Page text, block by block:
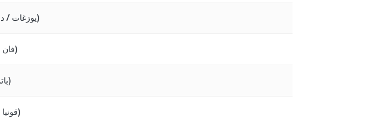
(يوزغات / دوغا كينت)
(فان / إيبيك يولو)
(باتمان / المركز)
(قونيا / دوغان حصار)